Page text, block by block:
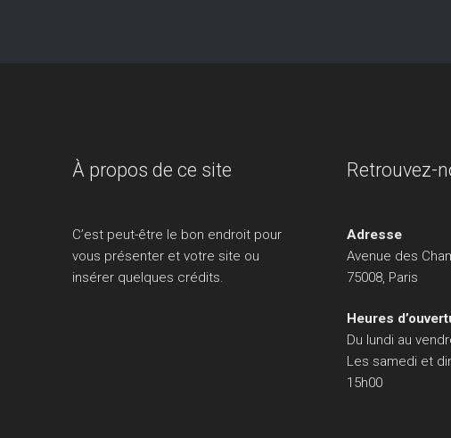
À propos de ce site
C’est peut-être le bon endroit pour
vous présenter et votre site ou
insérer quelques crédits.
Retrouvez-
Adresse
Avenue des
75008, Paris
Heures
Du lundi au
Les samedi et
15h00